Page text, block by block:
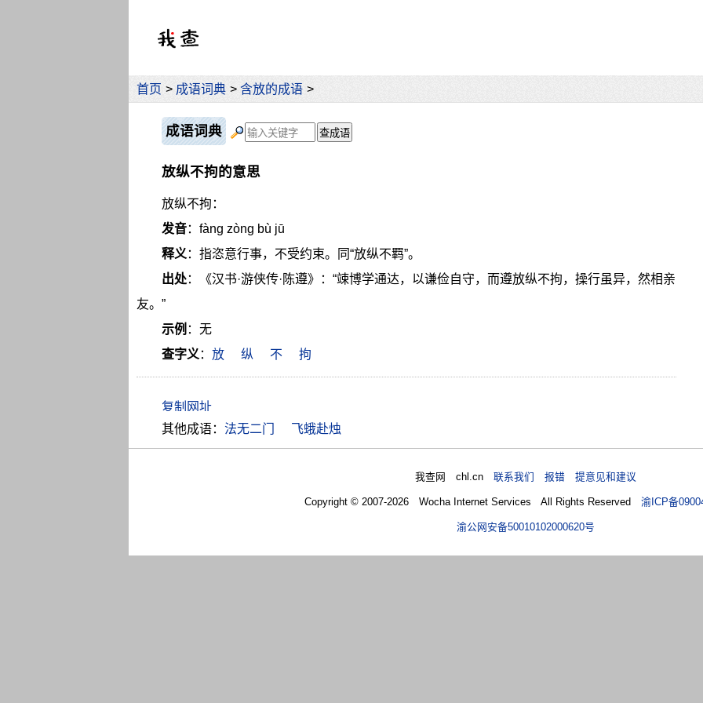
首页 > 成语词典 > 含放的成语 >
成语词典
放纵不拘的意思
放纵不拘：
发音：fàng zòng bù jū
释义：指恣意行事，不受约束。同“放纵不羁”。
出处：《汉书·游侠传·陈遵》：“竦博学通达，以谦俭自守，而遵放纵不拘，操行虽异，然相亲
友。”
示例 ：无
查字义： 放 纵 不 拘
其他成语： 法无二门 飞蛾赴烛
我查网 chl.cn联系我们 报错 提意见和建议
Copyright © 2007-2026 Wocha Internet Services All Rights Reserved渝ICP备
渝公网安备50010102000620号